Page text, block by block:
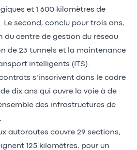
et 1 600 kilomètres de
Le second, conclu pour trois ans,
du centre de gestion du réseau
de 23 tunnels et la maintenance
intelligents (ITS).
s’inscrivent dans le cadre
dix ans qui ouvre la voie à de
des infrastructures de
autoroutes couvre 29 sections,
125 kilomètres, pour un